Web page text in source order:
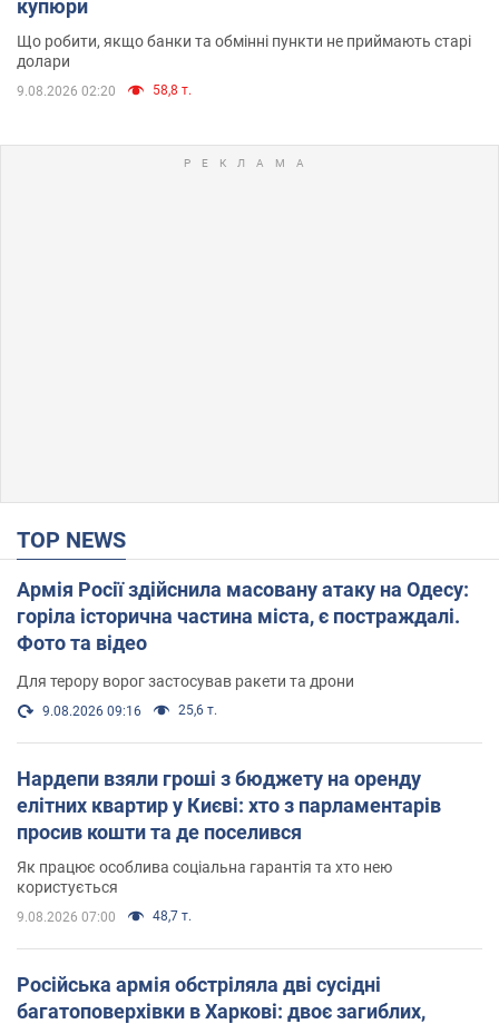
купюри
Що робити, якщо банки та обмінні пункти не приймають старі
долари
9.08.2026 02:20 58,8 т.
TOP NEWS
Армія Росії здійснила масовану атаку на Одесу:
горіла історична частина міста, є постраждалі.
Фото та відео
Для терору ворог застосував ракети та дрони
9.08.2026 09:16 25,6 т.
Нардепи взяли гроші з бюджету на оренду
елітних квартир у Києві: хто з парламентарів
просив кошти та де поселився
Як працює особлива соціальна гарантія та хто нею
користується
9.08.2026 07:00 48,7 т.
Російська армія обстріляла дві сусідні
багатоповерхівки в Харкові: двоє загиблих,